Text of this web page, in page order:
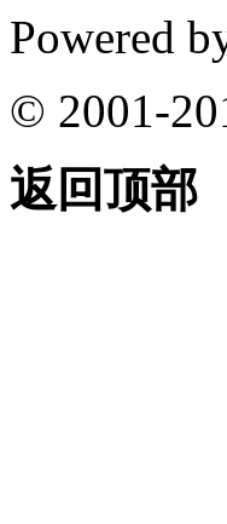
Powered
© 2001-
返回顶部